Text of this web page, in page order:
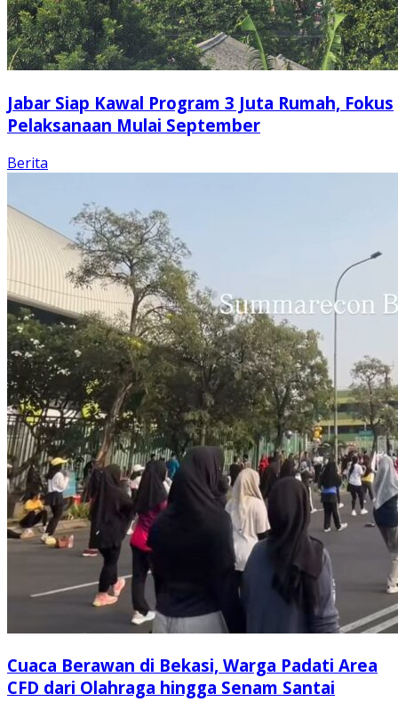
Jabar Siap Kawal Program 3 Juta Rumah, Fokus
Pelaksanaan Mulai September
Berita
Cuaca Berawan di Bekasi, Warga Padati Area
CFD dari Olahraga hingga Senam Santai